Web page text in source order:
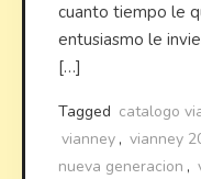
cuanto tiempo le
entusiasmo le
[…]
Tagged catalogo
vianney , vianney
nueva generacion ,